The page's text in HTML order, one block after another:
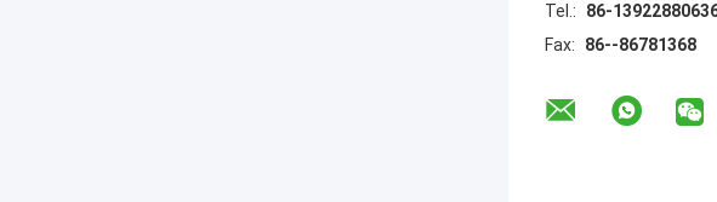
Tel.:
86-
Fax:
86--86781368